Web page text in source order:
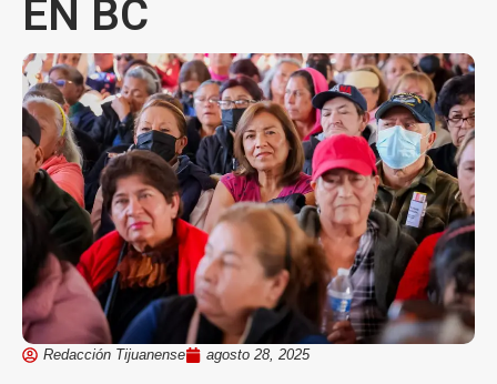
EN BC
Redacción Tijuanense agosto 28, 2025